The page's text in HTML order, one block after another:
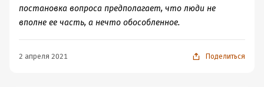
постановка вопроса предполагает, что люди не
вполне ее часть, а нечто обособленное.
2 апреля 2021 Поделиться